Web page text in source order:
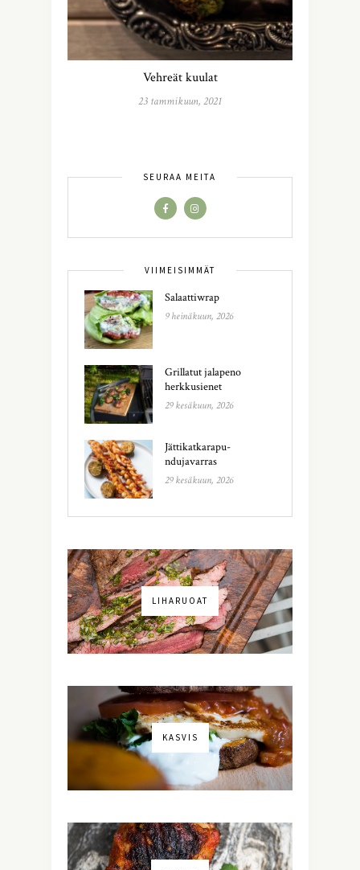
Vehreät kuulat
23 tammikuun, 2021
SEURAA MEITÄ
VIIMEISIMMÄT
Salaattiwrap
9 heinäkuun, 2026
Grillatut jalapeno
herkkusienet
29 kesäkuun, 2026
Jättikatkarapu-
ndujavarras
29 kesäkuun, 2026
LIHARUOAT
KASVIS